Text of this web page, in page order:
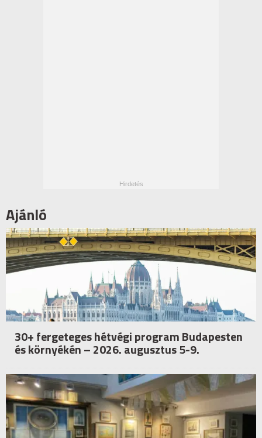
Ajánló
30+ fergeteges hétvégi program Budapesten
és környékén – 2026. augusztus 5-9.